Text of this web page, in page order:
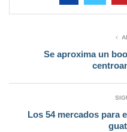
Se aproxima un
Los 54 mercados para